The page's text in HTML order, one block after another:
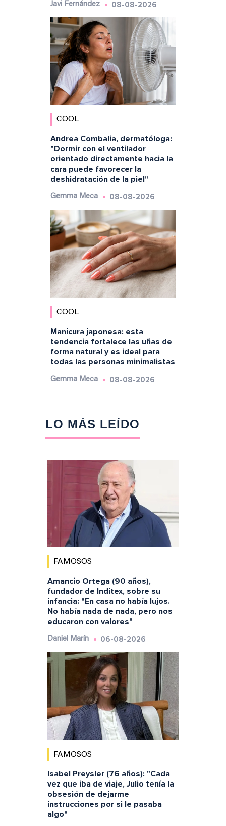
Javi Fernández 08-08-2026
COOL
Andrea Combalia, dermatóloga:
"Dormir con el ventilador
orientado directamente hacia la
cara puede favorecer la
deshidratación de la piel"
Gemma Meca 08-08-2026
COOL
Manicura japonesa: esta
tendencia fortalece las uñas de
forma natural y es ideal para
todas las personas minimalistas
Gemma Meca 08-08-2026
LO MÁS LEÍDO
FAMOSOS
Amancio Ortega (90 años),
fundador de Inditex, sobre su
infancia: "En casa no había lujos.
No había nada de nada, pero nos
educaron con valores"
Daniel Marín 06-08-2026
FAMOSOS
Isabel Preysler (76 años): "Cada
vez que iba de viaje, Julio tenía la
obsesión de dejarme
instrucciones por si le pasaba
algo"